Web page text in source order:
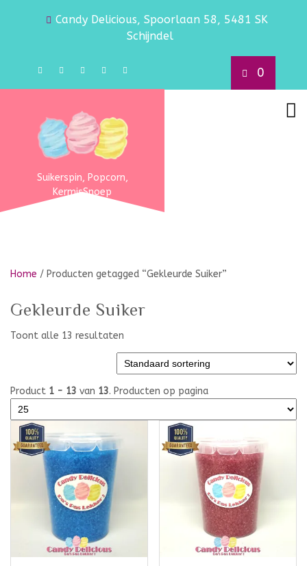
Candy Delicious, Spoorlaan 58, 5481 SK
Schijndel
0
Suikerspin, Popcorn,
KermisSnoep
Home / Producten getagged “Gekleurde Suiker”
Gekleurde Suiker
Toont alle 13 resultaten
Product 1 - 13 van 13. Producten op pagina